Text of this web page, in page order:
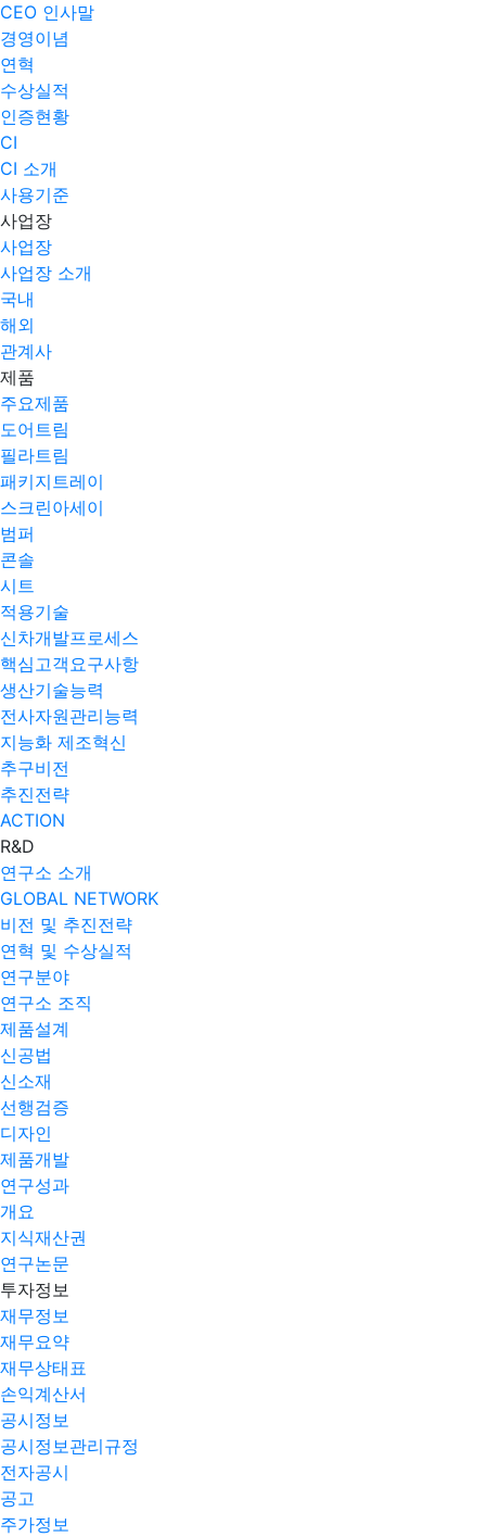
CEO 인사말
경영이념
연혁
수상실적
인증현황
CI
CI 소개
사용기준
사업장
사업장
사업장 소개
국내
해외
관계사
제품
주요제품​
도어트림
필라트림
패키지트레이
스크린아세이
범퍼
콘솔
시트
적용기술
신차개발프로세스
핵심고객요구사항
생산기술능력
전사자원관리능력
지능화 제조혁신
추구비전
추진전략
ACTION
R&D
연구소 소개
GLOBAL NETWORK
비전 및 추진전략
연혁 및 수상실적
연구분야
연구소 조직
제품설계
신공법
신소재
선행검증
디자인
제품개발
연구성과
개요
지식재산권
연구논문
투자정보
재무정보
재무요약
재무상태표
손익계산서
공시정보
공시정보관리규정
전자공시
공고
주가정보